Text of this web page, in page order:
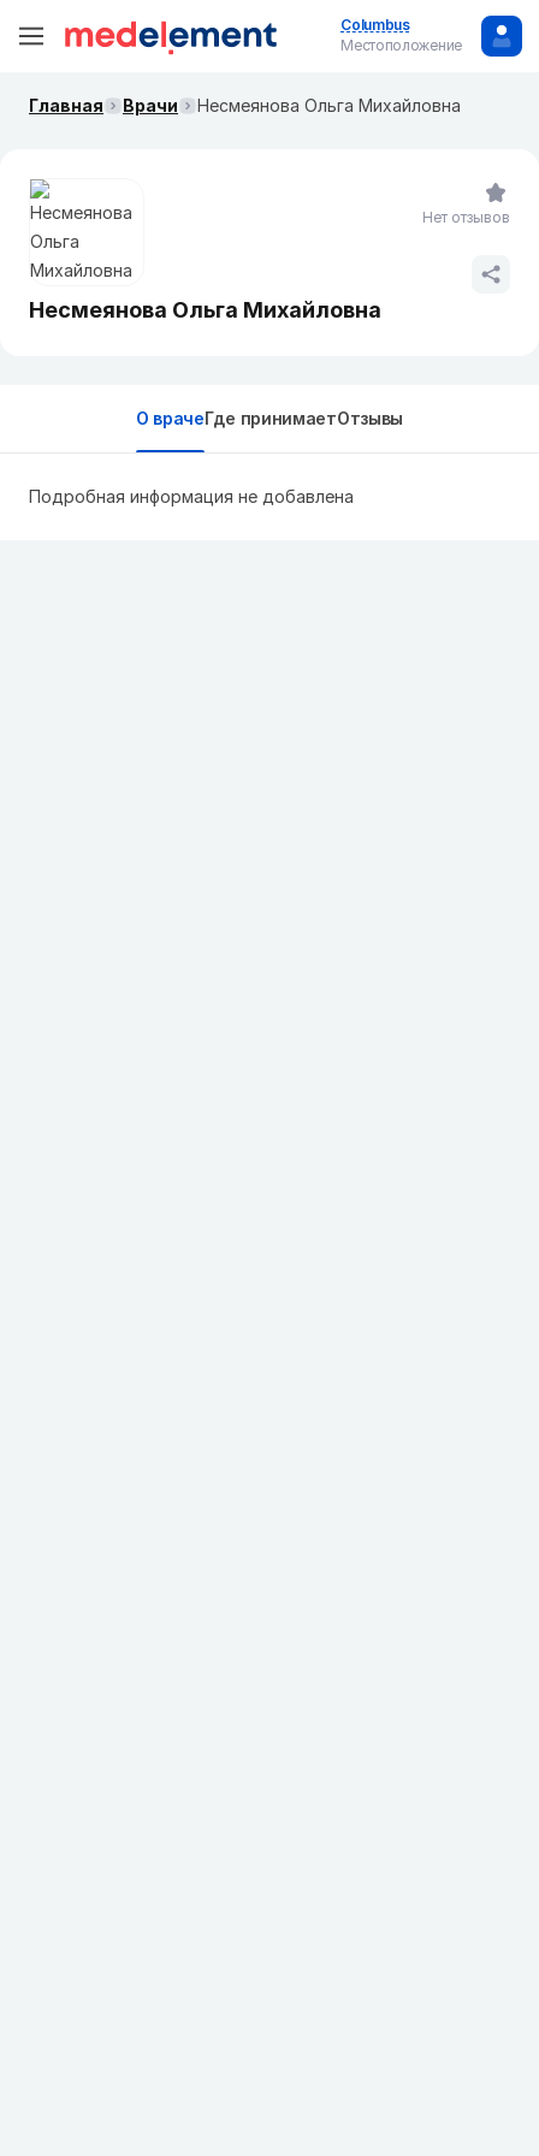
Columbus
Местоположение
Главная Врачи Несмеянова Ольга Михайловна
Несмеянова Ольга Михайловна
Нет отзывов
О врачеГде принимаетОтзывы
Подробная информация не добавлена